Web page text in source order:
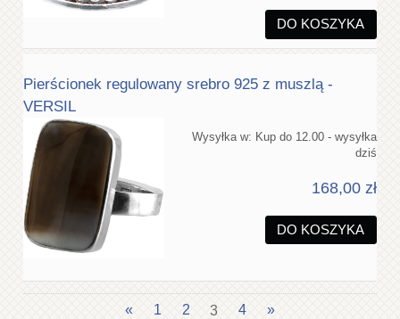
DO KOSZYKA
Pierścionek regulowany srebro 925 z muszlą -
VERSIL
Wysyłka w: Kup do 12.00 - wysyłka
dziś
168,00 zł
DO KOSZYKA
« 1 2 3 4 »